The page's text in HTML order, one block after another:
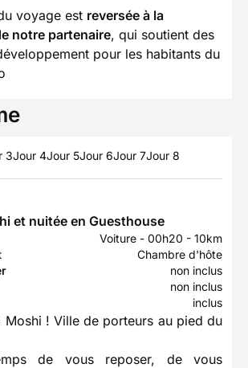
voyage est reversée à la
notre partenaire, qui soutient des
pour les habitants du
3Jour 4Jour 5Jour 6Jour 7Jour 8
et nuitée en Guesthouse
Voiture - 00h20 - 10km
Chambre d'hôte
non inclus
non inclus
inclus
Moshi ! Ville de porteurs au pied du
de vous reposer, de vous